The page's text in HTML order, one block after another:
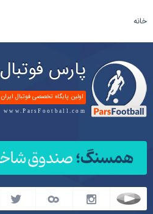
خانه
پارس فوتبال
اولین پایگاه تخصصی فوتبال ایران
www.ParsFootball.com